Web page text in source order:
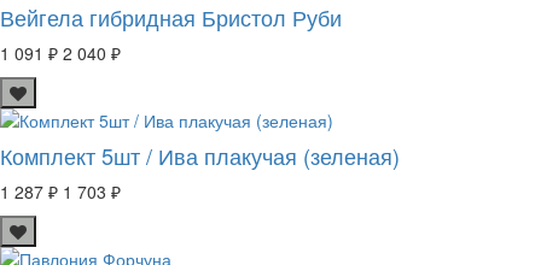
Вейгела гибридная Бристол Руби
1 091 ₽ 2 040 ₽
Комплект 5шт / Ива плакучая (зеленая)
1 287 ₽ 1 703 ₽